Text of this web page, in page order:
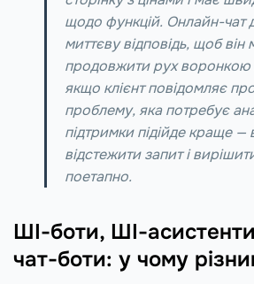
щодо функцій. Онлайн-чат
миттєву відповідь, щоб він
продовжити рух воронкою
якщо клієнт повідомляє
проблему, яка потребує
підтримки підійде краще
відстежити запит і
поетапно.
ШІ-боти, ШІ-
чат-боти: у чому